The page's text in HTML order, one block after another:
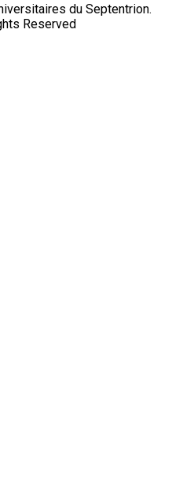
du Septentrion.
Reserved